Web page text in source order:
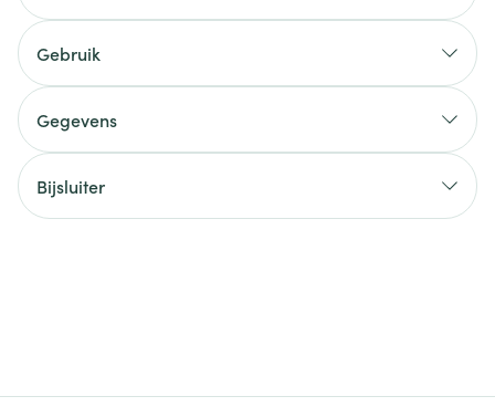
Gebruik
Gegevens
Bijsluiter